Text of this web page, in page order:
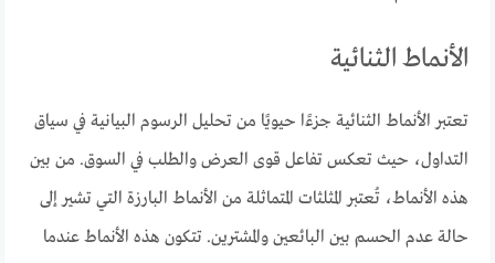
الأنماط الثنائية
تعتبر الأنماط الثنائية جزءًا حيويًا من تحليل الرسوم البيانية في سياق
التداول، حيث تعكس تفاعل قوى العرض والطلب في السوق. من بين
هذه الأنماط، تُعتبر المثلثات المتماثلة من الأنماط البارزة التي تشير إلى
حالة عدم الحسم بين البائعين والمشترين. تتكون هذه الأنماط عندما